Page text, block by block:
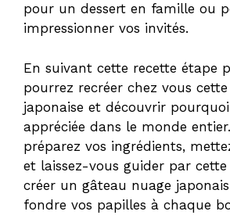
pour un dessert en famille ou
impressionner vos invités.
En suivant cette recette étape
pourrez recréer chez vous
japonaise et découvrir
appréciée dans le monde
préparez vos ingrédients,
et laissez-vous guider par
créer un gâteau nuage
fondre vos papilles à chaque